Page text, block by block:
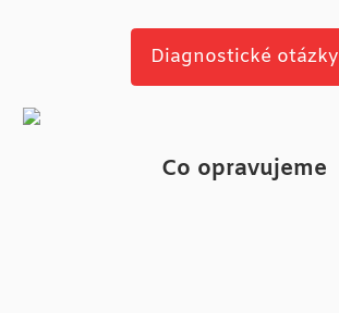
Diagnostické otázky
Co opravujeme